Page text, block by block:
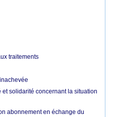
traitements
solidarité concernant la situation
abonnement en échange du